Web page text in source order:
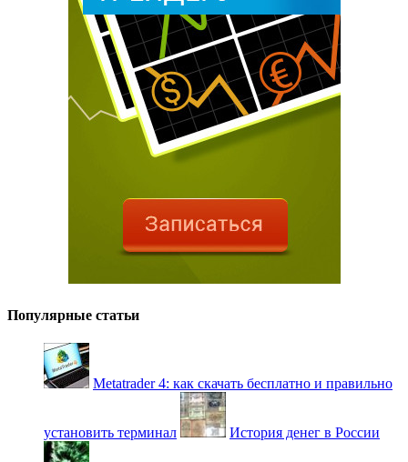
Популярные статьи
Metatrader 4: как скачать бесплатно и правильно
установить терминал История денег в России